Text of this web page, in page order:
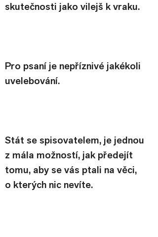
skutečnosti jako vilejš k vraku.
Pro psaní je nepříznivé jakékoli
uvelebování.
Stát se spisovatelem, je jednou
z mála možností, jak předejít
tomu, aby se vás ptali na věci,
o kterých nic nevíte.